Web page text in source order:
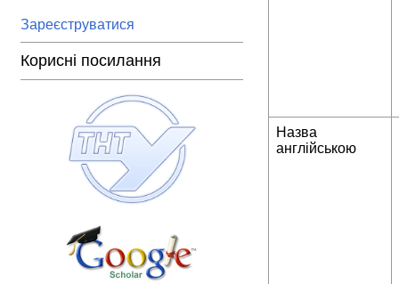
Зареєструватися
Корисні посилання
Назва
англійською